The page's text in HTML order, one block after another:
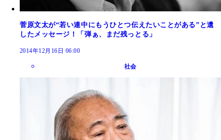
菅原文太が“若い連中にもうひとつ伝えたいことがある”と遺
したメッセージ！「弾ぁ、まだ残っとる」
2014年12月16日 06:00
社会